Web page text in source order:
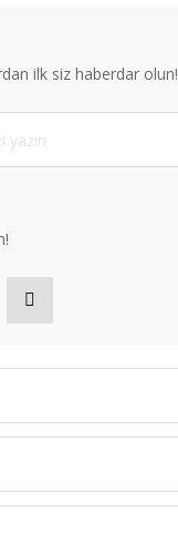
ilk siz haberdar olun!